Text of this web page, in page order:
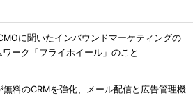
に聞いたインバウンドマーケティングの
ワーク「フライホイール」のこと
料のCRMを強化、メール配信と広告管理機